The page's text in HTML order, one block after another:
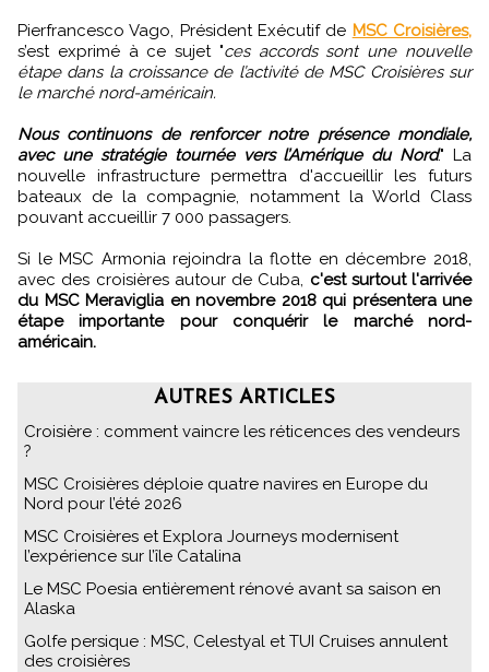
Pierfrancesco Vago, Président Exécutif de MSC Croisières,
s’est exprimé à ce sujet "ces accords sont une nouvelle
étape dans la croissance de l’activité de MSC Croisières sur
le marché nord-américain.
Nous continuons de renforcer notre présence mondiale,
avec une stratégie tournée vers l’Amérique du Nord." La
nouvelle infrastructure permettra d'accueillir les futurs
bateaux de la compagnie, notamment la World Class
pouvant accueillir 7 000 passagers.
Si le MSC Armonia rejoindra la flotte en décembre 2018,
avec des croisières autour de Cuba,
c'est surtout l'arrivée
du MSC Meraviglia en novembre 2018 qui présentera une
étape importante pour conquérir le marché nord-
américain.
AUTRES ARTICLES
Croisière : comment vaincre les réticences des vendeurs
?
MSC Croisières déploie quatre navires en Europe du
Nord pour l’été 2026
MSC Croisières et Explora Journeys modernisent
l’expérience sur l’île Catalina
Le MSC Poesia entièrement rénové avant sa saison en
Alaska
Golfe persique : MSC, Celestyal et TUI Cruises annulent
des croisières